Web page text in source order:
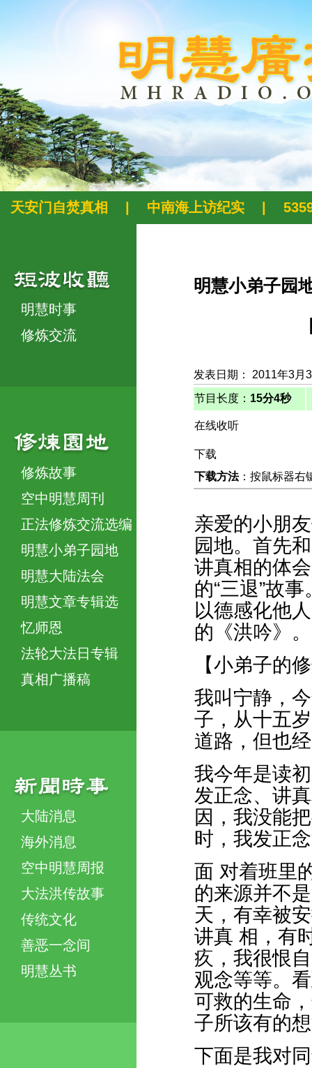
天安门自焚真相 中南海上访纪实
明慧时事
修炼交流
修炼故事
空中明慧周刊
正法修炼交流选编
明慧小弟子园地
明慧大陆法会
明慧文章专辑选
忆师恩
法轮大法日专辑
真相广播稿
大陆消息
海外消息
空中明慧周报
大法洪传故事
传统文化
善恶一念间
明慧丛书
明慧小弟子园
发表日期： 2011年3月
节目长度： 15分4秒
在线收听
下载
下载方法：按鼠标器右
亲爱的小朋
园地。首先
讲真相的体
的“三退”故
以德感化他
的《洪吟》。
【小弟子的
我叫宁静，
子，从十五
道路，但也
我今年是读
发正念、讲
因，我没能
时，我发正
面 对着班里
的来源并不
天，有幸被
讲真 相，有
疚，我很恨
观念等等。
可救的生命
子所该有的
下面是我对